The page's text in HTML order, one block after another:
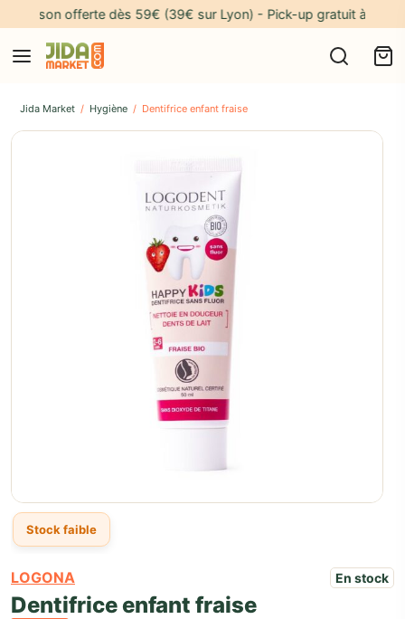
offerte dès 59€ (39€ sur Lyon) - Pick-up gratuit à notre
Jida Market / Hygiène / Dentifrice enfant fraise
Stock faible
LOGONA En stock
Dentifrice enfant fraise